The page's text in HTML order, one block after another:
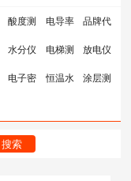
酸度测
量仪
电导率
仪
品牌代
理
水分仪
检测仪
电梯测
试检测
放电仪
电子密 恒温水 涂层测